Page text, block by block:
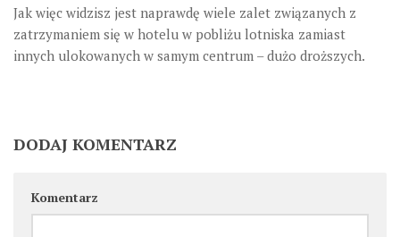
Jak więc widzisz jest naprawdę wiele zalet związanych z
zatrzymaniem się w hotelu w pobliżu lotniska zamiast
innych ulokowanych w samym centrum – dużo droższych.
DODAJ KOMENTARZ
Komentarz